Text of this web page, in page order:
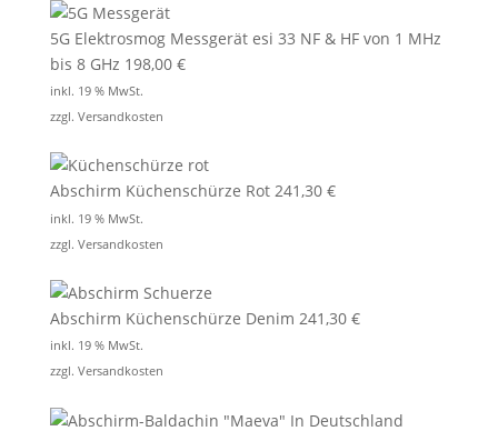
5G Elektrosmog Messgerät esi 33 NF & HF von 1 MHz
bis 8 GHz 198,00 €
inkl. 19 % MwSt.
zzgl. Versandkosten
Abschirm Küchenschürze Rot 241,30 €
inkl. 19 % MwSt.
zzgl. Versandkosten
Abschirm Küchenschürze Denim 241,30 €
inkl. 19 % MwSt.
zzgl. Versandkosten